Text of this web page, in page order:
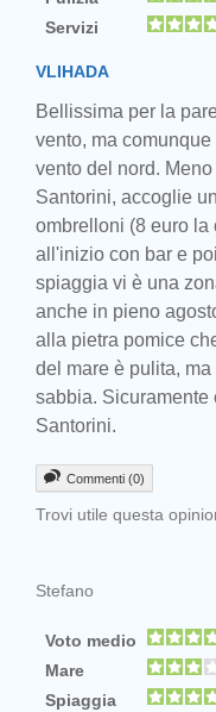
Servizi
VLIHADA
Bellissima per la
vento, ma
vento del nord.
Santorini, accoglie
ombrelloni (8 euro la
all'inizio con bar e
spiaggia vi è una
anche in pieno
alla pietra pomice
del mare è pulita,
sabbia. Sicuramente
Santorini.
Commenti (0)
Trovi utile questa
Stefano
Voto medio
Mare
Spiaggia